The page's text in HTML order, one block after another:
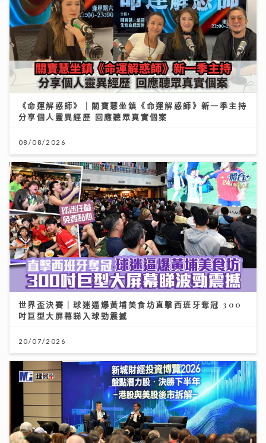
《命運解惑師》｜關寶慧坐鎮《命運解惑師》新一季主持
分享個人靈異經歷 回應聽眾真實個案
08/08/2026
世界盃決賽｜球迷逼爆黃埔美食坊直擊西班牙奪冠 300
吋巨型大屏幕睇入球勁震撼
20/07/2026